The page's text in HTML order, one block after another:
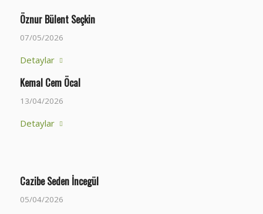
Öznur Bülent Seçkin
07/05/2026
Detaylar
Kemal Cem Öcal
13/04/2026
Detaylar
Cazibe Seden İncegül
05/04/2026